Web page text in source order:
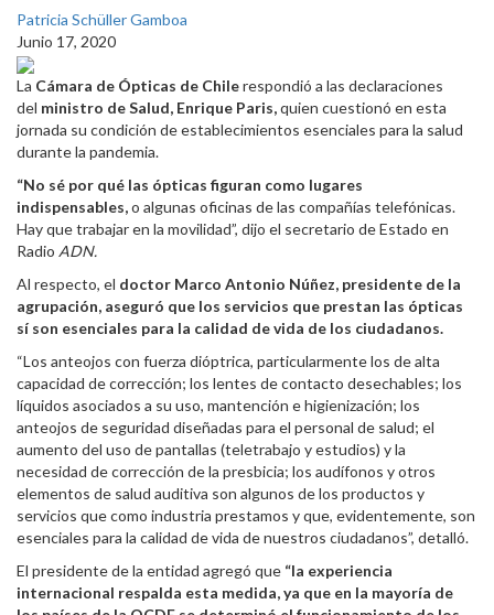
Patricia Schüller Gamboa
Junio 17, 2020
La Cámara de Ópticas de Chilerespondió a las declaraciones
del ministro de Salud, Enrique Paris,quien cuestionó en esta
jornada su condición de establecimientos esenciales para la salud
durante la pandemia.
“No sé por qué las ópticas figuran como lugares
indispensables,o algunas oficinas de las compañías telefónicas.
Hay que trabajar en la movilidad”, dijo el secretario de Estado en
Radio ADN.
Al respecto, el doctor Marco Antonio Núñez, presidente de la
agrupación, aseguró que los servicios que prestan las ópticas
sí son esenciales para la calidad de vida de los ciudadanos.
“Los anteojos con fuerza dióptrica, particularmente los de alta
capacidad de corrección; los lentes de contacto desechables; los
líquidos asociados a su uso, mantención e higienización; los
anteojos de seguridad diseñadas para el personal de salud; el
aumento del uso de pantallas (teletrabajo y estudios) y la
necesidad de corrección de la presbicia; los audífonos y otros
elementos de salud auditiva son algunos de los productos y
servicios que como industria prestamos y que, evidentemente, son
esenciales para la calidad de vida de nuestros ciudadanos”, detalló.
El presidente de la entidad agregó que “la experiencia
internacional respalda esta medida, ya que en la mayoría de